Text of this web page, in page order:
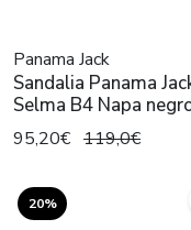
Panama Jack
Sandalia Panama
Selma B4 Napa
95,20€ 119,0€
20%